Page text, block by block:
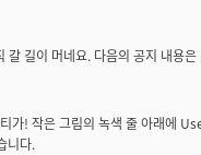
갈 길이 머네요. 다음의 공지 내용
가! 작은 그림의 녹색 줄 아래에
니다.